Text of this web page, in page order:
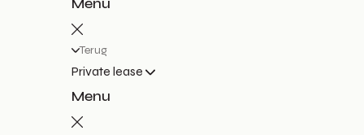
Terug
Private lease
Menu